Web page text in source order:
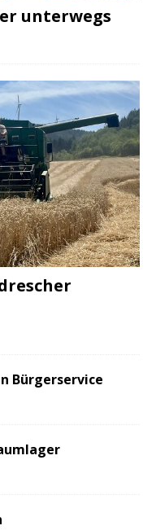
unterwegs
Bürgerservice